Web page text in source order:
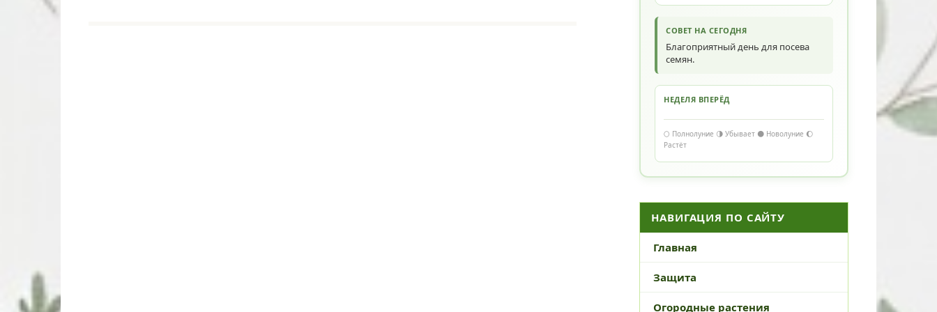
СОВЕТ НА СЕГОДНЯ
Благоприятный день для посева
семян.
НЕДЕЛЯ ВПЕРЁД
🌕 Полнолуние 🌗 Убывает 🌑 Новолуние 🌔
Растёт
НАВИГАЦИЯ ПО САЙТУ
Главная
Защита
Огородные растения